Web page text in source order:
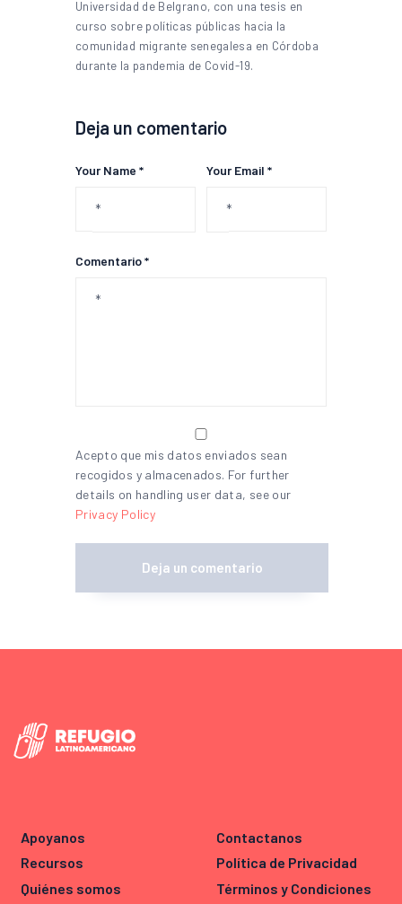
Universidad de Belgrano, con una tesis en
curso sobre políticas públicas hacia la
comunidad migrante senegalesa en Córdoba
durante la pandemia de Covid-19.
Deja un comentario
Your Name * Your Email *
Comentario *
Acepto que mis datos enviados sean
recogidos y almacenados. For further
details on handling user data, see our
Privacy Policy
Apoyanos
Recursos
Quiénes somos
Contactanos
Política de Privacidad
Términos y Condiciones